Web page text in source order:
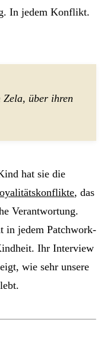
In jedem Konflikt.
über ihren
hat sie die
, das
Verantwortung.
in jedem Patchwork-
Ihr Interview
wie sehr unsere